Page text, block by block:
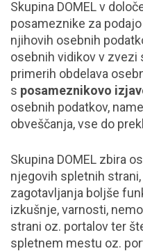
Skupina DOMEL v
posameznike za podajo
njihovih osebnih
osebnih vidikov v zvezi
primerih obdelava
s posameznikovo
osebnih podatkov,
obveščanja, vse do
Skupina DOMEL zbira
njegovih spletnih strani,
zagotavljanja boljše
izkušnje, varnosti,
strani oz. portalov ter
spletnem mestu oz.